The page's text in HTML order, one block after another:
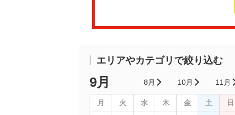
エリアやカテゴリで絞り込む
9月 8月 10月 11月
月 火 水 木 金 土 日